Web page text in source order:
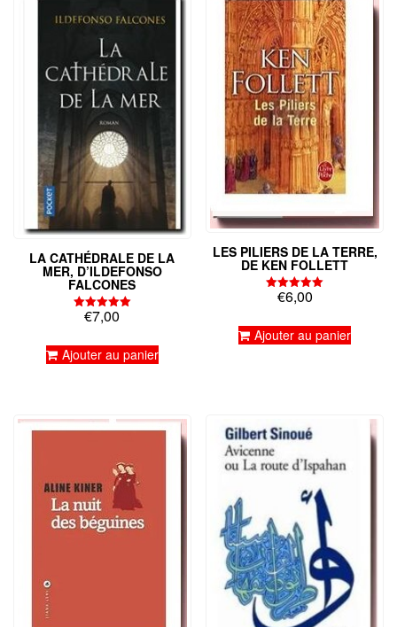
LA CATHÉDRALE DE LA
MER, D’ILDEFONSO
FALCONES
Note
5.00
€7,00
Ajouter au panier
LES PILIERS DE LA TERRE,
DE KEN FOLLETT
Note
€6,00
Ajouter au panier